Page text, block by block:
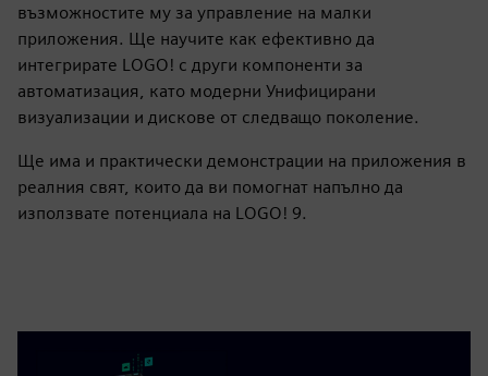
възможностите му за управление на малки
приложения. Ще научите как ефективно да
интегрирате LOGO! с други компоненти за
автоматизация, като модерни Унифицирани
визуализации и дискове от следващо поколение.
Ще има и практически демонстрации на приложения в
реалния свят, които да ви помогнат напълно да
използвате потенциала на LOGO! 9.